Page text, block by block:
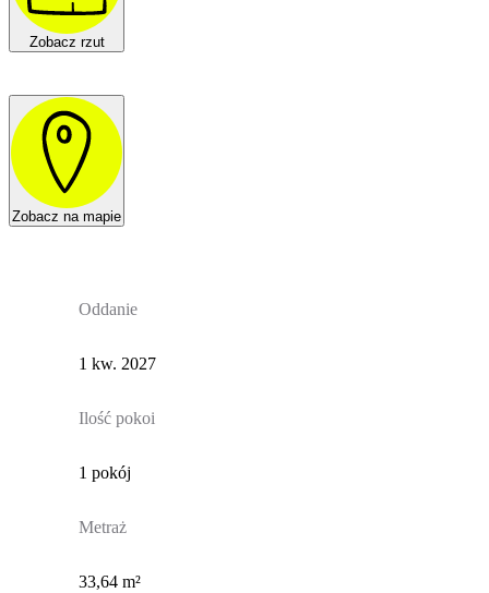
Zobacz rzut
Zobacz na mapie
Oddanie
1 kw. 2027
Ilość pokoi
1 pokój
Metraż
33,64 m²